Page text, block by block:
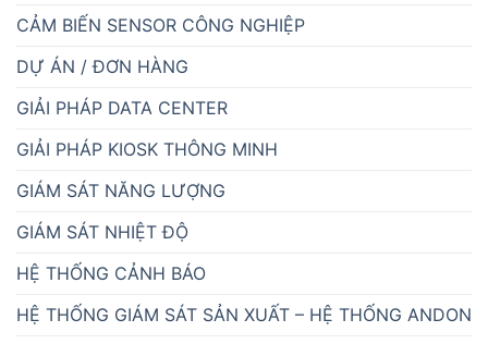
CẢM BIẾN SENSOR CÔNG NGHIỆP
DỰ ÁN / ĐƠN HÀNG
GIẢI PHÁP DATA CENTER
GIẢI PHÁP KIOSK THÔNG MINH
GIÁM SÁT NĂNG LƯỢNG
GIÁM SÁT NHIỆT ĐỘ
HỆ THỐNG CẢNH BÁO
HỆ THỐNG GIÁM SÁT SẢN XUẤT – HỆ THỐNG ANDON